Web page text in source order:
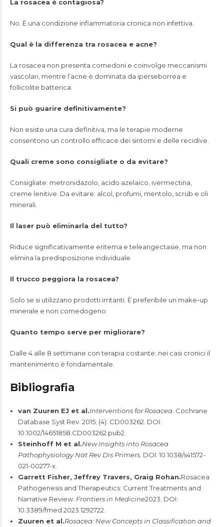
La rosacea è contagiosa?
No. È una condizione infiammatoria cronica non infettiva.
Qual è la differenza tra rosacea e acne?
La rosacea non presenta comedoni e coinvolge meccanismi
vascolari, mentre l’acne è dominata da iperseborrea e
follicolite batterica.
Si può guarire definitivamente?
Non esiste una cura definitiva, ma le terapie moderne
consentono un controllo efficace dei sintomi e delle recidive.
Quali creme sono consigliate o da evitare?
Consigliate: metronidazolo, acido azelaico, ivermectina,
creme lenitive. Da evitare: alcol, profumi, mentolo, scrub e oli
minerali.
Il laser può eliminarla del tutto?
Riduce significativamente eritema e teleangectasie, ma non
elimina la predisposizione individuale.
Il trucco peggiora la rosacea?
Solo se si utilizzano prodotti irritanti. È preferibile un make-up
minerale e non comedogeno.
Quanto tempo serve per migliorare?
Dalle 4 alle 8 settimane con terapia costante; nei casi cronici il
mantenimento è fondamentale.
Bibliografia
van Zuuren EJ et al.Interventions for Rosacea. Cochrane
Database Syst Rev. 2015; (4): CD003262. DOI:
10.1002/14651858.CD003262.pub2.
Steinhoff M et al.New Insights into Rosacea
Pathophysiology.Nat Rev Dis Primers. DOI: 10.1038/s41572-
021-00277-x.
Garrett Fisher, Jeffrey Travers, Graig Rohan.Rosacea
Pathogenesis and Therapeutics: Current Treatments and
Narrative Review. Frontiers in Medicine2023; DOI:
10.3389/fmed.2023.1292722.
Zuuren et al.Rosacea: New Concepts in Classification and